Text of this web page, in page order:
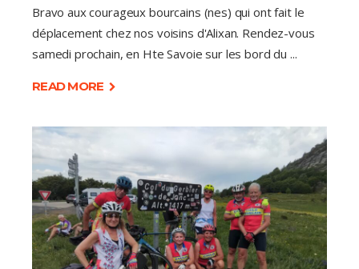
Bravo aux courageux bourcains (nes) qui ont fait le
déplacement chez nos voisins d'Alixan. Rendez-vous
samedi prochain, en Hte Savoie sur les bord du
READ MORE